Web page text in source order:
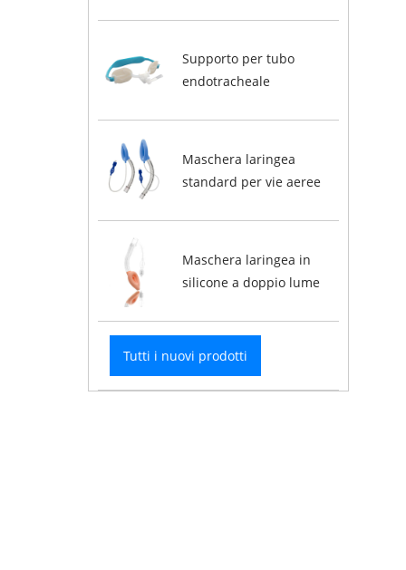
Supporto per tubo
endotracheale
Maschera laringea
standard per vie aeree
Maschera laringea in
silicone a doppio lume
Tutti i nuovi prodotti